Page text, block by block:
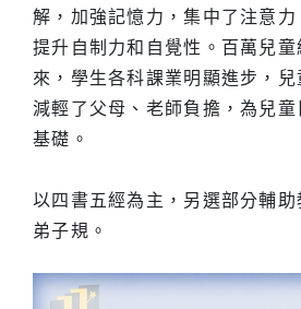
解，加強記憶力，集中了注意力
提升自制力和自覺性。百萬兒
來，學生各科課業明顯進步，兒
減輕了父母、老師負擔，為兒
基礎。
以四書五經為主，另選部分輔
弟子規。